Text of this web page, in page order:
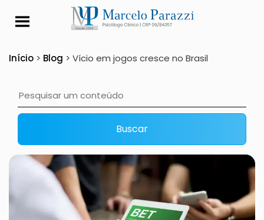
Vício em jogos
Início > Blog > Vício em jogos cresce no Brasil
Buscar